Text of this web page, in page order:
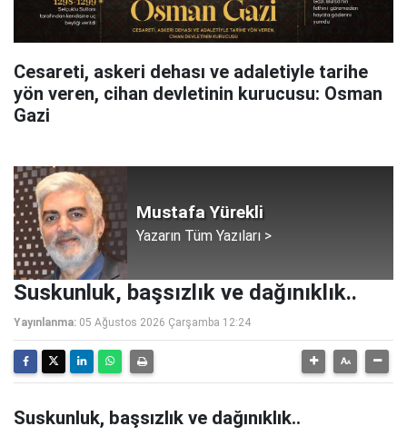
Cesareti, askeri dehası ve adaletiyle tarihe
yön veren, cihan devletinin kurucusu: Osman
Gazi
Mustafa Yürekli
Yazarın Tüm Yazıları >
Suskunluk, başsızlık ve dağınıklık..
Yayınlanma: 05 Ağustos 2026 Çarşamba 12:24
Suskunluk, başsızlık ve dağınıklık..